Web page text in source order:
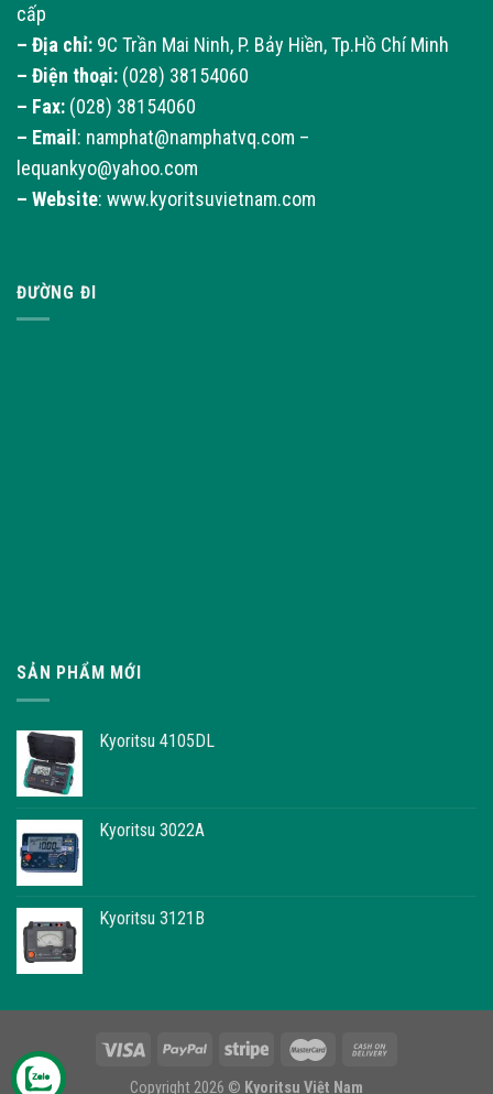
cấp
– Địa chỉ: 9C Trần Mai Ninh, P. Bảy Hiền, Tp.Hồ Chí Minh
– Điện thoại: (028) 38154060
– Fax: (028) 38154060
– Email: namphat@namphatvq.com –
lequankyo@yahoo.com
– Website: www.kyoritsuvietnam.com
ĐƯỜNG ĐI
SẢN PHẨM MỚI
Kyoritsu 4105DL
Kyoritsu 3022A
Kyoritsu 3121B
Copyright 2026 © Kyoritsu Việt Nam